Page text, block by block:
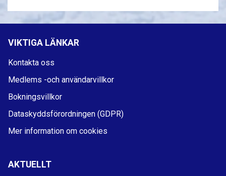
VIKTIGA LÄNKAR
Kontakta oss
Medlems -och användarvillkor
Bokningsvillkor
Dataskyddsförordningen (GDPR)
Mer information om cookies
AKTUELLT